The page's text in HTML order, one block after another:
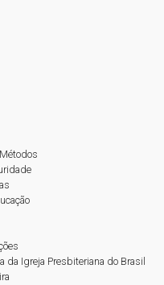
da Igreja Presbiteriana do Brasil